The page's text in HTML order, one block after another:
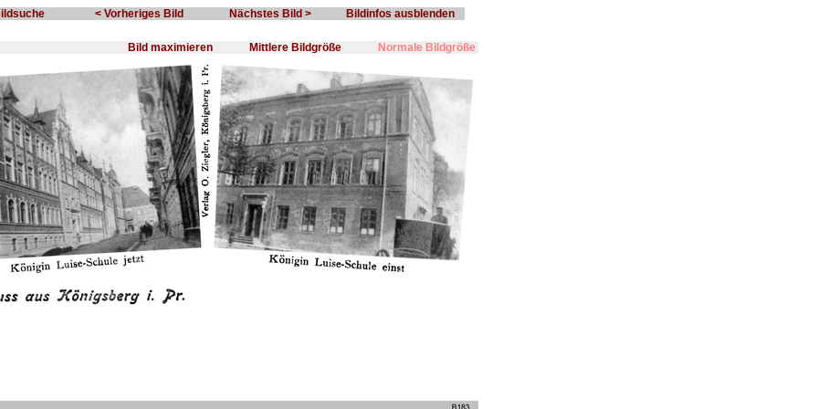
< Vorheriges Bild Nächstes Bild > Bildinfos ausblenden
Normale Bildgröße
Mittlere Bildgröße
Bild maximieren